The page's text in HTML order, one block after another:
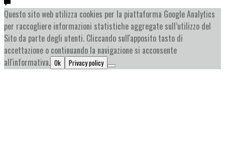
Questo sito web utilizza cookies per la piattaforma Google Analytics
per raccogliere informazioni statistiche aggregate sull’utilizzo del
Sito da parte degli utenti. Cliccando sull'apposito tasto di
accettazione o continuando la navigazione si acconsente
all'informativa. Ok Privacy policy